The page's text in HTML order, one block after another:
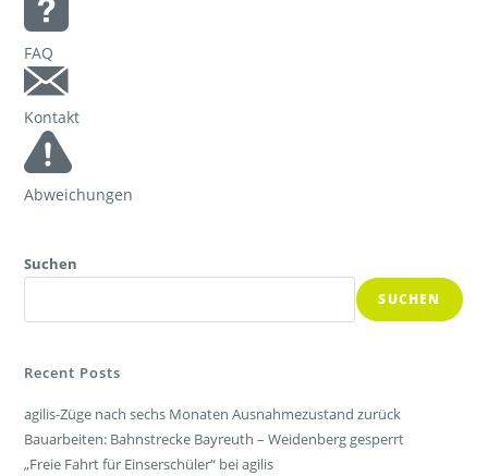
FAQ
Kontakt
Abweichungen
Suchen
SUCHEN
Recent Posts
agilis-Züge nach sechs Monaten Ausnahmezustand zurück
Bauarbeiten: Bahnstrecke Bayreuth – Weidenberg gesperrt
„Freie Fahrt für Einserschüler“ bei agilis